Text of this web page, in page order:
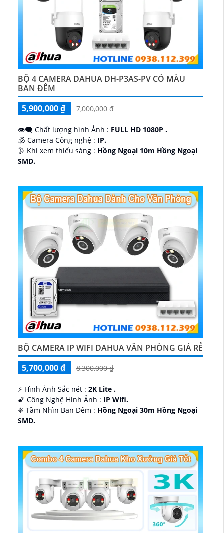
BỘ 4 CAMERA DAHUA DH-P3AS-PV CÓ MÀU
BAN ĐÊM
5,900,000 ₫
7,000,000 ₫
👁️‍🗨 Chất lượng hình Ảnh : FULL HD 1080P .
🕉️ Camera Công nghệ : IP.
🌛 Khi xem thiếu sáng : Hồng Ngoại 10m Hồng Ngoại
SMD.
BỘ CAMERA IP WIFI DAHUA VĂN PHÒNG GIÁ RẺ
5,700,000 ₫
8,300,000 ₫
️⚡ Hình Ảnh Sắc nét : 2K Lite .
🌠 Công Nghệ Hình Ảnh : IP Wifi.
❈ Tầm Nhìn Ban Đêm : Hồng Ngoại 30m Hồng Ngoại
SMD.